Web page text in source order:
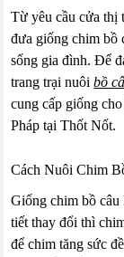
Từ yêu cầu cửa thị
đưa giống chim bồ
sống gia đình. Để
trang trại nuôibồ
cung cấp giống
Pháp tại Thốt Nốt.
Cách Nuôi Chim
Giống chim bồ câu
tiết thay đổi thì
để chim tăng sức